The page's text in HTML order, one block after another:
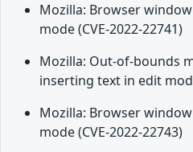
Mozilla: Browser
mode (CVE-2022-22741)
Mozilla: Out-of-bounds
inserting text in edit
Mozilla: Browser
mode (CVE-2022-22743)